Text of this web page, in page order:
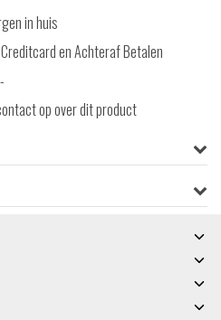
in huis
en Achteraf Betalen
op over dit product